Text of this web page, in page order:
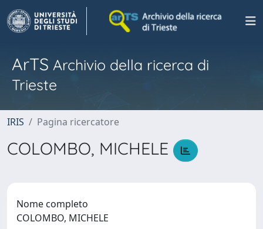
ArTS Archivio della ricerca di
Trieste
IRIS Pagina ricercatore
COLOMBO, MICHELE
Nome completo
COLOMBO, MICHELE